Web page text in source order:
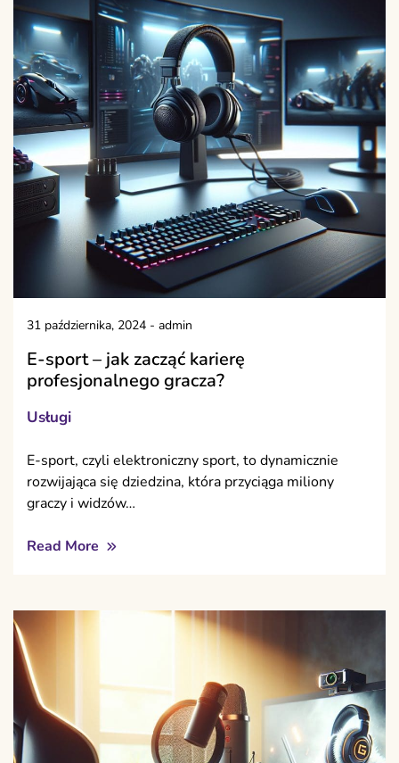
31 października, 2024 - admin
E-sport – jak zacząć karierę
profesjonalnego gracza?
Usługi
E-sport, czyli elektroniczny sport, to dynamicznie
rozwijająca się dziedzina, która przyciąga miliony
graczy i widzów…
Read More